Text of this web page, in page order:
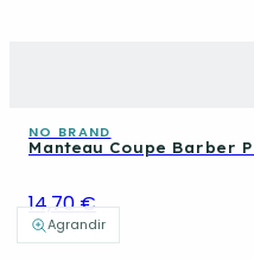
Agrandir
NO BRAND
Manteau Coupe Barber
14,70 €